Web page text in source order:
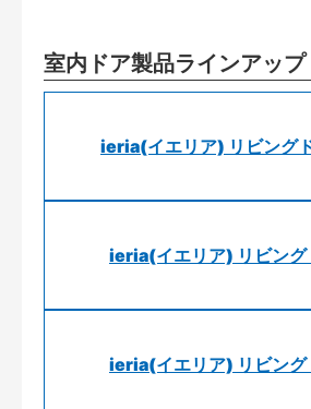
室内ドア製品ラインアップ
ieria(イエリア) リビング
ieria(イエリア) リビング
ieria(イエリア) リビング